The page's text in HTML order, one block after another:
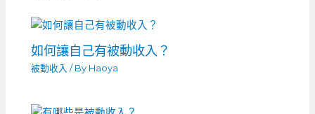
如何讓自己有被動收入？
被動收入 / By Haoya